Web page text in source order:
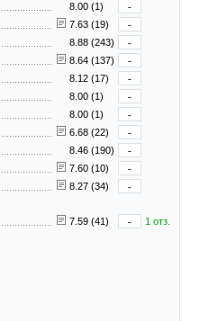
8.00 (1)
-
7.63 (19)
-
8.88 (243)
-
8.64 (137)
-
8.12 (17)
-
8.00 (1)
-
8.00 (1)
-
6.68 (22)
-
8.46 (190)
-
7.60 (10)
-
8.27 (34)
-
7.59 (41) - 1 отз.